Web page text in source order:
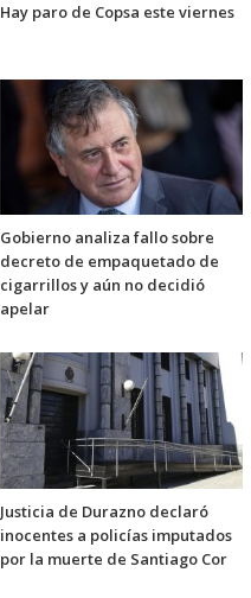
Hay paro de Copsa este viernes
Gobierno analiza fallo sobre
decreto de empaquetado de
cigarrillos y aún no decidió
apelar
Justicia de Durazno declaró
inocentes a policías imputados
por la muerte de Santiago Cor